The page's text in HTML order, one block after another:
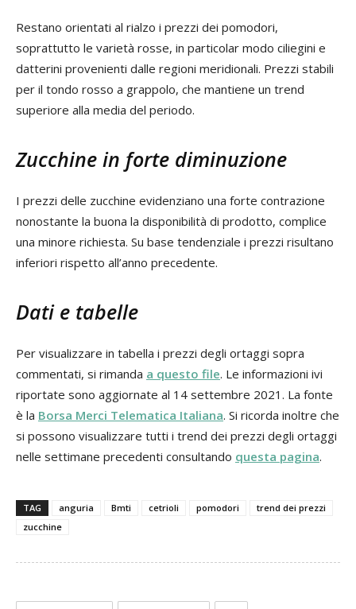
Restano orientati al rialzo i prezzi dei pomodori,
soprattutto le varietà rosse, in particolar modo ciliegini e
datterini provenienti dalle regioni meridionali. Prezzi stabili
per il tondo rosso a grappolo, che mantiene un trend
superiore alla media del periodo.
Zucchine in forte diminuzione
I prezzi delle zucchine evidenziano una forte contrazione
nonostante la buona la disponibilità di prodotto, complice
una minore richiesta. Su base tendenziale i prezzi risultano
inferiori rispetto all’anno precedente.
Dati e tabelle
Per visualizzare in tabella i prezzi degli ortaggi sopra
commentati, si rimanda a questo file. Le informazioni ivi
riportate sono aggiornate al 14 settembre 2021. La fonte
è la Borsa Merci Telematica Italiana. Si ricorda inoltre che
si possono visualizzare tutti i trend dei prezzi degli ortaggi
nelle settimane precedenti consultando questa pagina.
TAG anguria Bmti cetrioli pomodori
trend dei prezzi
zucchine